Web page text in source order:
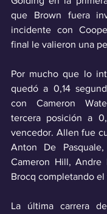
que Brown fuera
incidente con
final le valieron una
Por mucho que lo
quedó a 0,14
con Cameron
tercera posición a
vencedor. Allen fue
Anton De
Cameron Hill, Andre
Brocq completando el
La última carrera